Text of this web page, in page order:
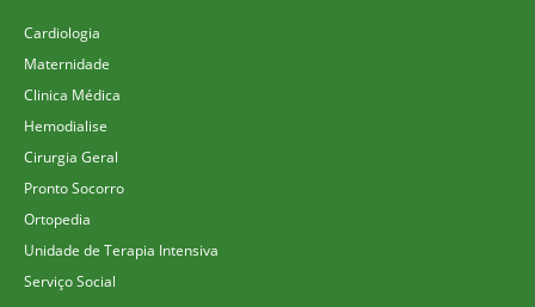
Cardiologia
Maternidade
Clinica Médica
Hemodialise
Cirurgia Geral
Pronto Socorro
Ortopedia
Unidade de Terapia Intensiva
Serviço Social